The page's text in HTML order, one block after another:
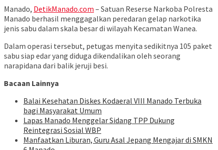
Manado, DetikManado.com – Satuan Reserse Narkoba Polresta
Manado berhasil menggagalkan peredaran gelap narkotika
jenis sabu dalam skala besar di wilayah Kecamatan Wanea.
Dalam operasi tersebut, petugas menyita sedikitnya 105 paket
sabu siap edar yang diduga dikendalikan oleh seorang
narapidana dari balik jeruji besi.
Bacaan Lainnya
Balai Kesehatan Diskes Kodaeral VIII Manado Terbuka
bagi Masyarakat Umum
Lapas Manado Menggelar Sidang TPP Dukung
Reintegrasi Sosial WBP
Manfaatkan Liburan, Guru Asal Jepang Mengajar di SMKN